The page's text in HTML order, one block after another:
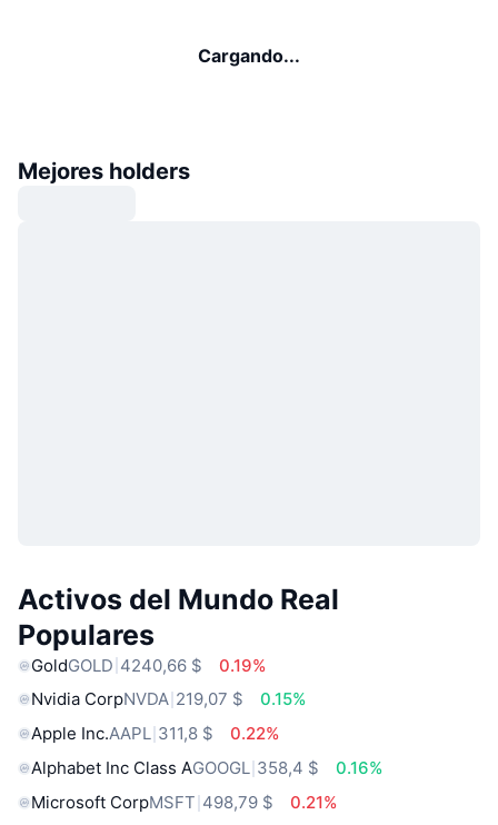
Cargando...
Mejores holders
Activos del Mundo Real
Populares
GoldGOLD 4240,66 $
0.19%
Nvidia CorpNVDA 219,07 $
0.15%
Apple Inc.AAPL 311,8 $
0.22%
Alphabet Inc Class AGOOGL 358,4 $
0.16%
Microsoft CorpMSFT 498,79 $
0.21%